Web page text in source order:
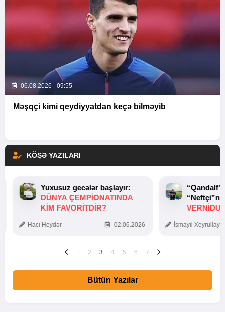
06.08.2026 - 09:55
Məşqçi kimi qeydiyyatdan keçə bilməyib
KÖŞƏ YAZILARI
Yuxusuz gecələr başlayır:
DÜNYA ÇEMPIONATINDA
KIM FAVORITDIR?
Hacı Heydər 02.06.2026 İsmayıl
1 2 3 4 5 6 7
Bütün Yazılar